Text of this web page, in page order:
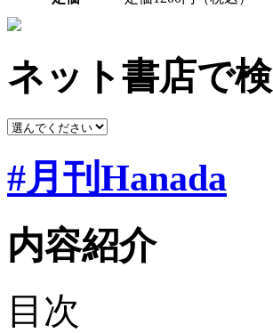
ネット書店で
#月刊Hanada
内容紹介
目次